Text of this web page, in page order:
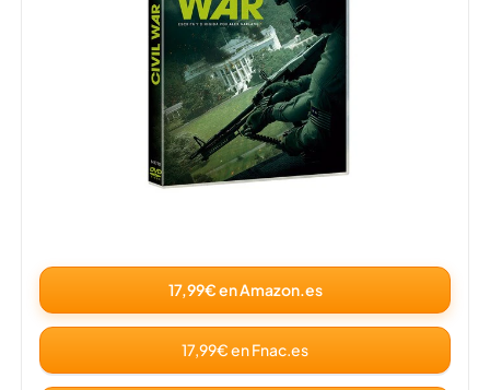
17,99€ en Amazon.es
17,99€ en Fnac.es